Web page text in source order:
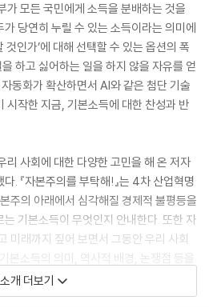
가 모든 국민에게 소득을 분배하는 것을
당연히 누릴 수 있는 소득이라는 의미에
것인가’에 대해 선택할 수 있는 옵션의 폭
하고 싫어하는 일을 하지 않을 자유를 얻
동화가 확산하면서 AI와 같은 첨단 기술
시작한 지금, 기본소득에 대한 찬성과 반
리 사회에 대한 다양한 고민을 해 온 저자
. 『자본주의를 부탁해!』는 4차 산업혁명
주의 아래에서 심각해질 경제적 불평등을
기본소득이 무엇인지 안내한다. 또한 자
미래까지 짚어 보면서 그동안 우리 사회
본소득의 의미, 역사적 배경, 논쟁점 등을
개 더보기